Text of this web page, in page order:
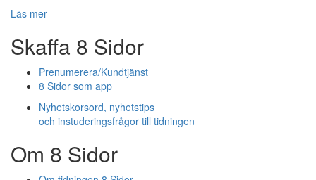
Läs mer
Skaffa 8 Sidor
Prenumerera/Kundtjänst
8 Sidor som app
Nyhetskorsord, nyhetstips
och instuderingsfrågor till tidningen
Om 8 Sidor